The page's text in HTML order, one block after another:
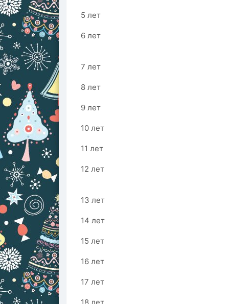
5 лет
6 лет
7 лет
8 лет
9 лет
10 лет
11 лет
12 лет
13 лет
14 лет
15 лет
16 лет
17 лет